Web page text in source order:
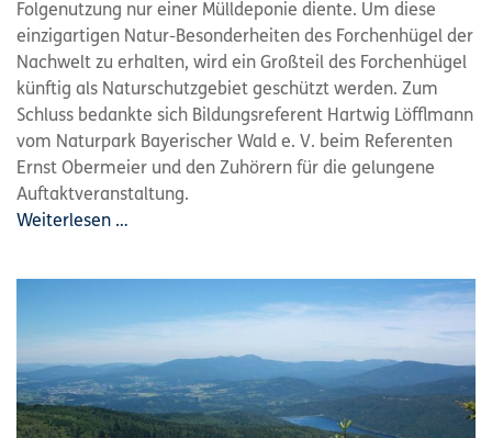
Folgenutzung nur einer Mülldeponie diente. Um diese
einzigartigen Natur-Besonderheiten des Forchenhügel der
Nachwelt zu erhalten, wird ein Großteil des Forchenhügel
künftig als Naturschutzgebiet geschützt werden. Zum
Schluss bedankte sich Bildungsreferent Hartwig Löfflmann
vom Naturpark Bayerischer Wald e. V. beim Referenten
Ernst Obermeier und den Zuhörern für die gelungene
Auftaktveranstaltung.
Weiterlesen …